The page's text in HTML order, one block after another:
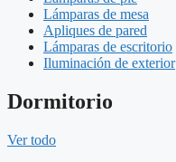
Lámparas de mesa
Apliques de pared
Lámparas de escritorio
Iluminación de exterior
Dormitorio
Ver todo